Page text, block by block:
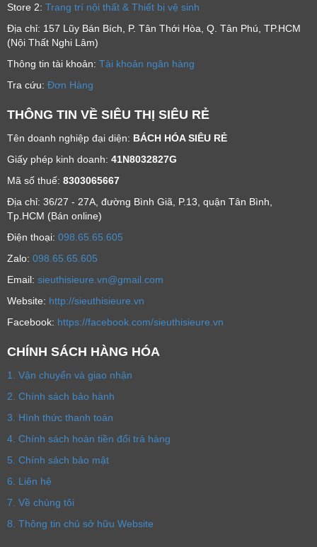
Store 2: Trang trí nội thất & Thiết bị vệ sinh
Địa chỉ: 157 Lũy Bán Bích, P. Tân Thới Hòa, Q. Tân Phú, TP.HCM
(Nội Thất Nghi Lâm)
Thông tin tài khoản: Tài khoản ngân hàng
Tra cứu: Đơn Hàng
THÔNG TIN VỀ SIÊU THỊ SIÊU RẺ
Tên doanh nghiệp đại diện: BÁCH HÓA SIÊU RẺ
Giấy phép kinh doanh: 41N8032827G
Mã số thuế: 8303065667
Địa chỉ: 36/27 - 27A, đường Bình Giã, P.13, quận Tân Bình,
Tp.HCM (Bán online)
Ðiện thoại: 098.65.65.605
Zalo: 098.65.65.605
Email: sieuthisieure.vn@gmail.com
Website: http://sieuthisieure.vn
Facebook: https://facebook.com/sieuthisieure.vn
CHÍNH SÁCH HÀNG HÓA
1. Vận chuyển và giao nhận
2. Chính sách bảo hành
3. Hình thức thanh toán
4. Chính sách hoàn tiền đổi trả hàng
5. Chính sách bảo mật
6. Liên hệ
7. Về chúng tôi
8. Thông tin chủ sở hữu Website